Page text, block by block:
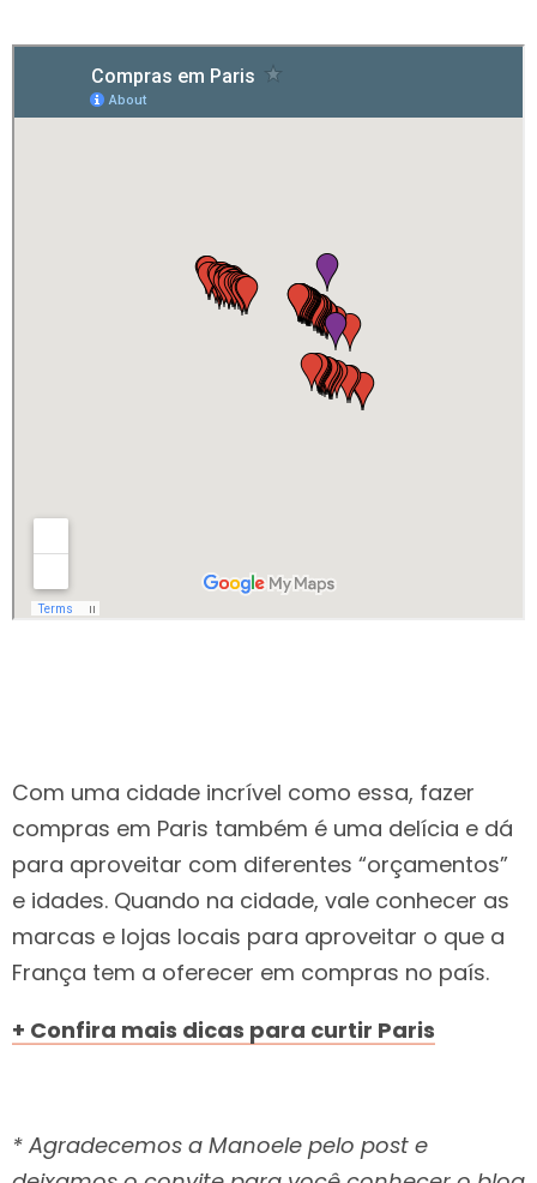
Com uma cidade incrível como essa, fazer
compras em Paris também é uma delícia e dá
para aproveitar com diferentes “orçamentos”
e idades. Quando na cidade, vale conhecer as
marcas e lojas locais para aproveitar o que a
França tem a oferecer em compras no país.
+ Confira mais dicas para curtir Paris
* Agradecemos a Manoele pelo post e